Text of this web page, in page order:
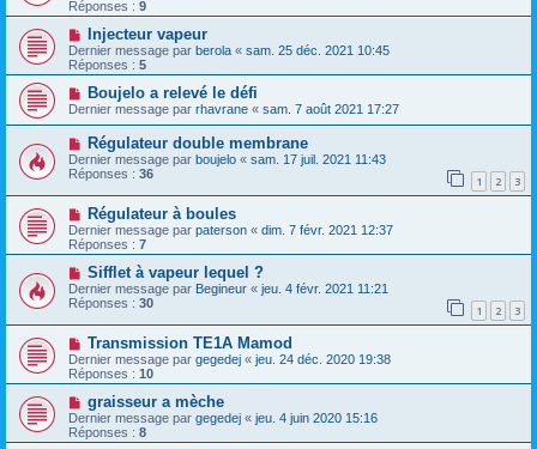
Réponses : 9
Injecteur vapeur
Dernier message par berola « sam. 25 déc. 2021 10:45
Réponses : 5
Boujelo a relevé le défi
Dernier message par rhavrane « sam. 7 août 2021 17:27
Régulateur double membrane
Dernier message par boujelo « sam. 17 juil. 2021 11:43
Réponses : 36 1 2 3
Régulateur à boules
Dernier message par paterson « dim. 7 févr. 2021 12:37
Réponses : 7
Sifflet à vapeur lequel ?
Dernier message par Begineur « jeu. 4 févr. 2021 11:21
Réponses : 30 1 2 3
Transmission TE1A Mamod
Dernier message par gegedej « jeu. 24 déc. 2020 19:38
Réponses : 10
graisseur a mèche
Dernier message par gegedej « jeu. 4 juin 2020 15:16
Réponses : 8